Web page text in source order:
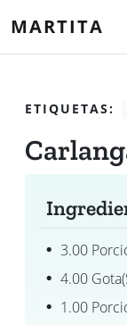
MARTITA
ETIQUETAS:
3.00
4.00
1.00